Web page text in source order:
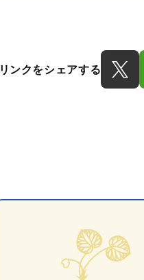
ンクをシェアする